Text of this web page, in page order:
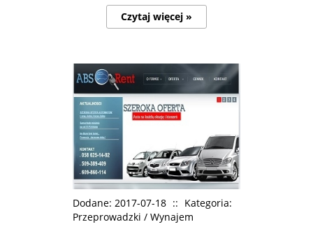
Czytaj więcej »
Dodane: 2017-07-18 :: Kategoria:
Przeprowadzki / Wynajem